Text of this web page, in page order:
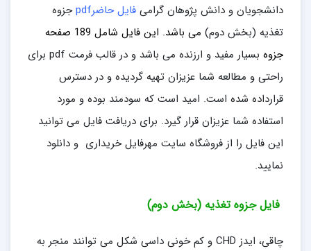
دانشجویان و دانش پژوهان گرامی فایل حاضرpdf
جزوه
تغذیه (بخش دوم) می باشد. این فایل
شامل 189 صفحه
جزوه بسیار مفید و ارزنده می باشد و در قالب فرمت pdf
برای
راحتی و مطالعه شما عزیزان تهیه گردیده و در دسترس
قرارداده شده است. امید است که سودمند بوده و مورد
استفاده شما عزیزان قرار گیرد. برای دریافت فایل می توانید
این فایل را از فروشگاه سایت مهرفایل خریداری و دانلود
نمایید.
فایل جزوه تغذیه (بخش دوم)
چاقی، ایدز CHD و کم خونی داسی شکل می توانند منجر به